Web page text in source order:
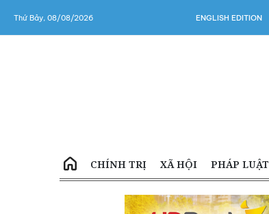
Thứ Bảy, 08/08/2026 ENGLISH EDITION
CHÍNH TRỊ XÃ HỘI PHÁP LUẬT